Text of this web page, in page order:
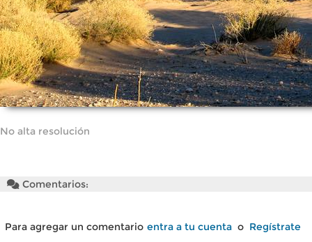
No alta resolución
Comentarios:
Para agregar un comentario entra a tu cuenta o Regístrate